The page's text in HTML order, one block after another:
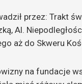
przez: Trakt
Al.
aż do Skweru
na fundacje